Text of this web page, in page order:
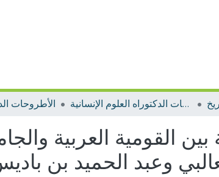
الأطروحات الأطروحات الدكتوراه العلوم الإنسانية
القومية العربية
وعبد الحميد بن